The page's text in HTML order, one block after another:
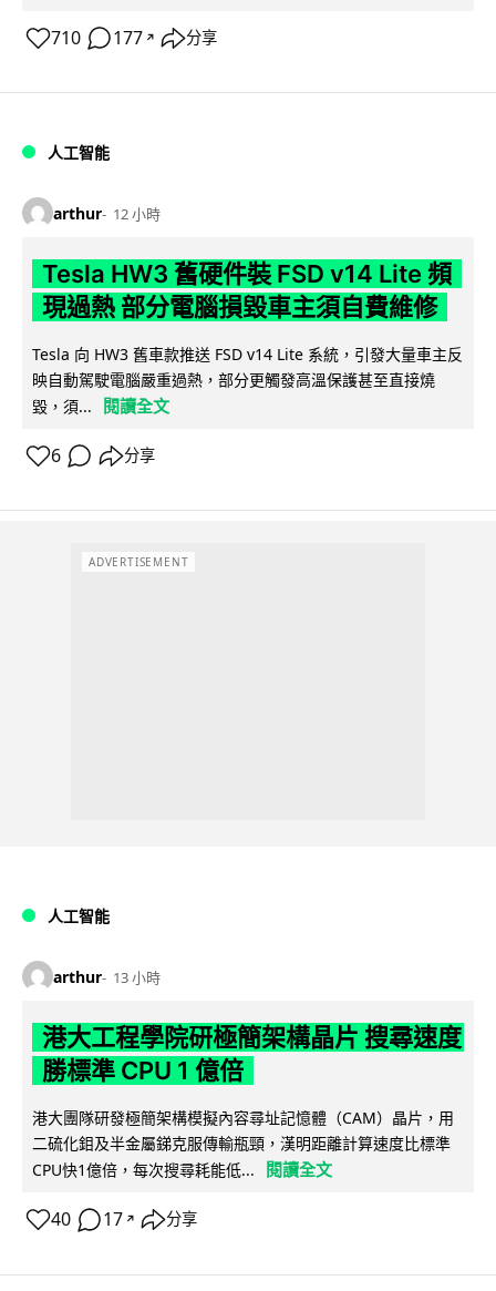
710 177 ↗ 分享
人工智能
arthur 12 小時
Tesla HW3 舊硬件裝 FSD v14 Lite 頻
現過熱 部分電腦損毀車主須自費維修
Tesla 向 HW3 舊車款推送 FSD v14 Lite 系統，引發大量車主反
映自動駕駛電腦嚴重過熱，部分更觸發高溫保護甚至直接燒
毀，須...
閱讀全文
6 分享
ADVERTISEMENT
人工智能
arthur 13 小時
港大工程學院研極簡架構晶片 搜尋速度
勝標準 CPU 1 億倍
港大團隊研發極簡架構模擬內容尋址記憶體（CAM）晶片，用
二硫化鉬及半金屬銻克服傳輸瓶頸，漢明距離計算速度比標準
CPU快1億倍，每次搜尋耗能低...
閱讀全文
40 17 ↗ 分享